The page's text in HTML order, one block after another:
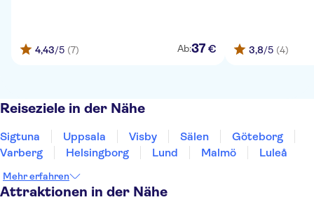
4,43/5 (7) Ab:37 € 3,8/5 (4)
Reiseziele in der Nähe
Sigtuna Uppsala Visby Sälen
Göteborg
Varberg
Helsingborg Lund Malmö Luleå
Mehr erfahren
Attraktionen in der Nähe